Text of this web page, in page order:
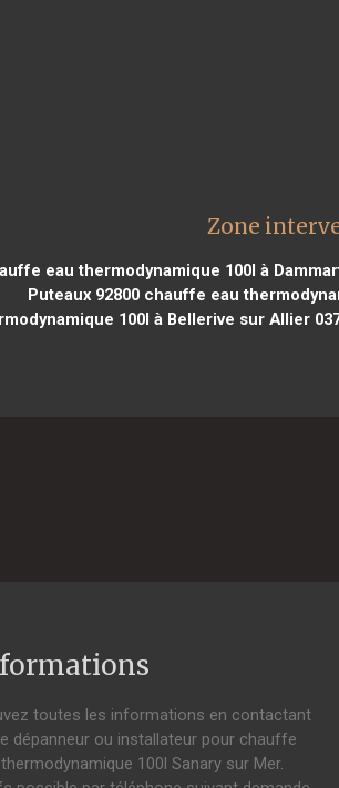
Zone
eau thermodynamique 100l à
Puteaux 92800 chauffe eau
100l à Bellerive sur Allier
toutes les informations en contactant
dépanneur ou installateur pour chauffe
100l Sanary sur Mer.